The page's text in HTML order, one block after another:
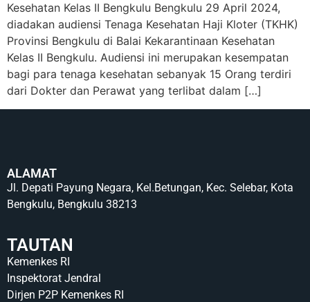
Kesehatan Kelas II Bengkulu Bengkulu 29 April 2024,
diadakan audiensi Tenaga Kesehatan Haji Kloter (TKHK)
Provinsi Bengkulu di Balai Kekarantinaan Kesehatan
Kelas II Bengkulu. Audiensi ini merupakan kesempatan
bagi para tenaga kesehatan sebanyak 15 Orang terdiri
dari Dokter dan Perawat yang terlibat dalam […]
ALAMAT
Jl. Depati Payung Negara, Kel.Betungan, Kec. Selebar, Kota
Bengkulu, Bengkulu 38213
TAUTAN
Kemenkes RI
Inspektorat Jendral
Dirjen P2P Kemenkes RI